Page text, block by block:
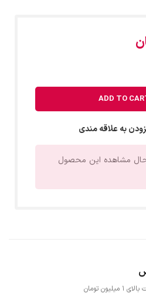
ADD TO
به علاقه مندی
حال مشاهده این محصول
تومان